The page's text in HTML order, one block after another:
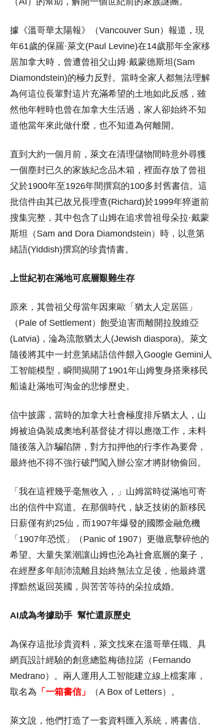
據《溫哥華太陽報》（Vancouver Sun）報道，現
年61歲的保羅·萊文(Paul Levine)在14歲那年全家移
居加拿大時，曾遭曾祖父山姆·戴蒙德斯坦(Sam
Diamondstein)的極力反對。當時全家人都無法理解
為何這位長輩對這片充滿希望的土地如此反感，雖
然他年輕時也曾在加拿大生活過，家人卻始終不知
道他當年來此做什麼，也不知道為何離開。
直到大約一個月前，萊文在清理儲物間時意外尋獲
一個塵封已久的家族紀念品木箱，裡面存放了曾祖
父於1900年至1926年間撰寫的100多封舊書信。這
批信件由其已故兄長理查(Richard)於1999年猝逝前
搜集完整，其中包含了山姆在追求曾祖母朵拉·戴蒙
斯坦（Sam and Dora Diamondstein）時，以意第
緒語(Yiddish)撰寫的珍貴情書。
上世紀初在滿地可底層艱難生存
原來，其曾祖父母當年因東歐「猶太人定居區」
（Pale of Settlement）飽受迫害而離開拉脫維亞
(Latvia)，淪為流散猶太人(Jewish diaspora)。萊文
隨後將其中一封意第緒語信件餵入Google Gemini人
工智能模型，瞬間揭開了1901年山姆隻身搭乘移民
船遠赴滿地可淘金的悲慘歷史。
信中披露，當時的加拿大社會極度排斥猶太人，山
姆被迫偽裝成奧地利基督徒才得以應徵工作，未料
隨後落入詐騙陷阱，對方扣押他的行李作為要脅，
最終他不得不強行破門闖入辦公室才將財物偷回。
「我在這裡幾乎毫無收入，」山姆當時從滿地可寄
出的信件中寫道。在那個時代，缺乏技術的新移民
日薪僅有約25仙，而1907年爆發的國際金融危機
「1907年恐慌」（Panic of 1907）更徹底擊碎他的
希望。大量失業潮讓山姆也沦為社會底層的棄子，
在經歷多年顛沛流離且始終無法立足後，他最終選
擇黯然返回英國，與苦苦等待的朵拉成婚。
AI成為考據助手 幫忙還原歷史
為保存這批珍貴資料，萊文找來在溫哥華任職、具
網頁設計經驗的創意總監梅德拉諾（Fernando
Medrano）。兩人運用人工智能建立線上檔案庫，
取名為 「一箱書信」 （A Box of Letters）。
萊文說，他們打造了一套資料匯入系統，將書信、